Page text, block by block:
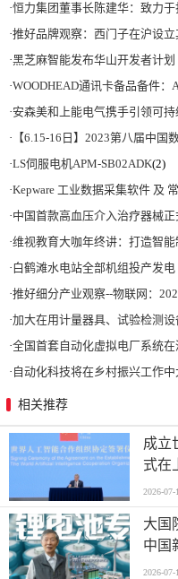
·恒力集团董事长陈建华：致力于打造全球行业标杆，为国
·推好品牌观察：西门子在沪设立
·黑芝麻智能发布华山开发者计
·WOODHEAD通讯卡备品备件：
·安森美和上能电气携手引领可持续能源应用的发展 两家
· 【6.15-16日】2023第八届中
·LS伺服电机APM-SB02ADK(2)
·Kepware 工业数据采集软件 及
·中国首款高血压介入治疗器械
·维视教育大咖年终讲：打造智
·白鹤滩水电站全部机组投产发电 世界最大清洁能源走廊全面
·推好细分产业观察--物联网：2026年中国物联网市场
·加大在用计量器具、试验检测设备的自动化、数字化改造
·全国首套自动化虚拟电厂系统在深圳
· 自动化科技将在乡村振兴工作中大有作为|《
相关推荐
成立
式在
2026-07-
大国
中国
2026-07-